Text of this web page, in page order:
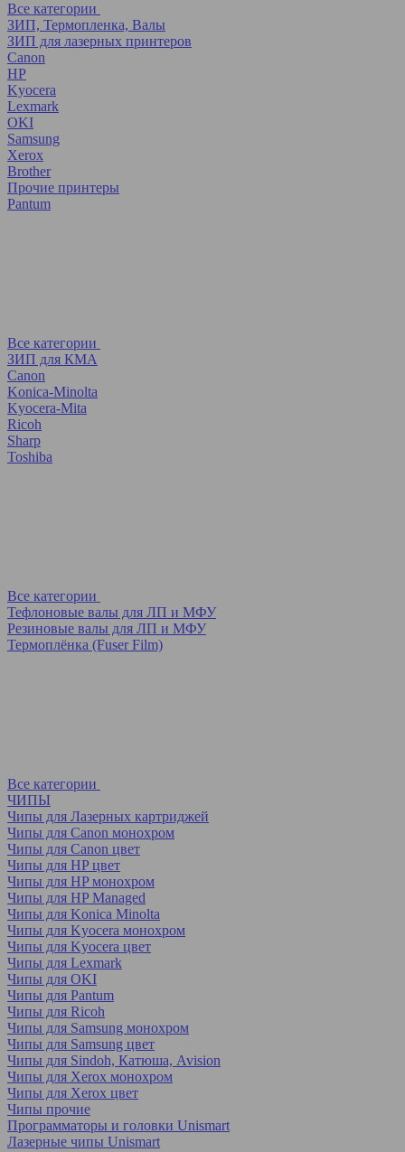
Все категории
ЗИП, Термопленка, Валы
ЗИП для лазерных принтеров
Canon
HP
Kyocera
Lexmark
OKI
Samsung
Xerox
Brother
Прочие принтеры
Pantum
Все категории
ЗИП для КМА
Canon
Konica-Minolta
Kyocera-Mita
Ricoh
Sharp
Toshiba
Все категории
Тефлоновые валы для ЛП и МФУ
Резиновые валы для ЛП и МФУ
Термоплёнка (Fuser Film)
Все категории
ЧИПЫ
Чипы для Лазерных картриджей
Чипы для Canon монохром
Чипы для Canon цвет
Чипы для HP цвет
Чипы для HP монохром
Чипы для HP Managed
Чипы для Konica Minolta
Чипы для Kyocera монохром
Чипы для Kyocera цвет
Чипы для Lexmark
Чипы для OKI
Чипы для Pantum
Чипы для Ricoh
Чипы для Samsung монохром
Чипы для Samsung цвет
Чипы для Sindoh, Катюша, Avision
Чипы для Xerox монохром
Чипы для Xerox цвет
Чипы прочие
Программаторы и головки Unismart
Лазерные чипы Unismart